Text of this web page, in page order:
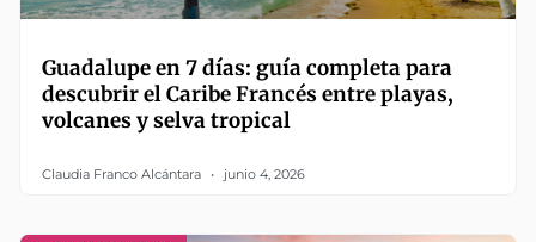
Guadalupe en 7 días: guía completa para
descubrir el Caribe Francés entre playas,
volcanes y selva tropical
Claudia Franco Alcántara junio 4, 2026